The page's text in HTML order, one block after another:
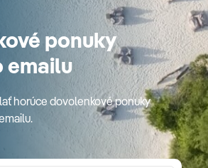
ponuky
emailu
horúce dovolenkové ponuky